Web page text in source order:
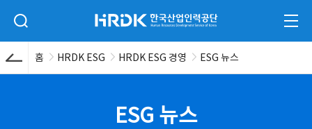
검색 입력폼 열기 HRDK 한국산업인력공단 전체
홈 HRDK ESG HRDK ESG 경영 ESG 뉴스
ESG 뉴스